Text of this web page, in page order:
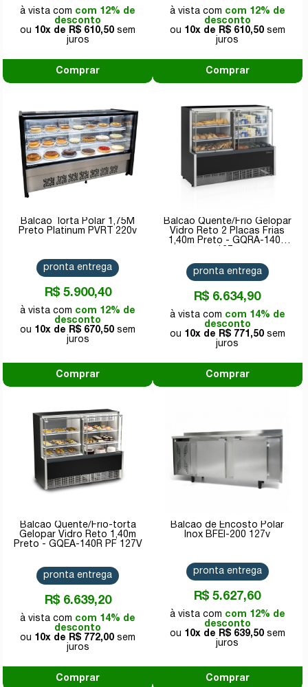
com 12% de
desconto
10x de
R$ 610,50
Comprar
com 12% de
desconto
10x de
R$ 610,50
Comprar
Balcão Torta Polar 1,75M
Preto Platinum PVRT 220v
R$ 5.900,40
com 12% de
desconto
10x de
R$ 670,50
pronta entrega
Comprar
Balcão Quente/Frio Gelopar
Vidro Reto 2 Placas Frias
1,40m Preto - GQRA-140R
R$ 6.634,90
com 14% de
desconto
10x de
R$ 771,50
pronta entrega
Comprar
Balcão Quente/Frio-torta
Gelopar Vidro Reto 1,40m
Preto - GQEA-140R PF 127V
R$ 6.639,20
com 14% de
desconto
10x de
R$ 772,00
pronta entrega
Comprar
Balcão de Encosto Polar
Inox BFEI-200 127v
R$ 5.627,60
com 12% de
desconto
10x de
R$ 639,50
pronta entrega
Comprar